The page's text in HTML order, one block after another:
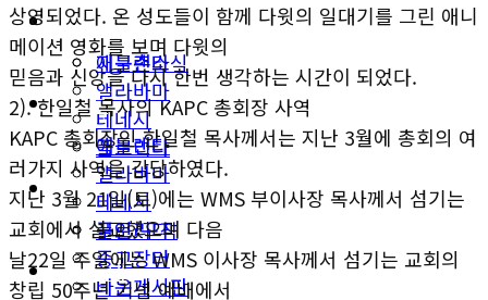
동남부
애틀랜타
앨라바마
테네시
플로리다
생활안내
구인/구직
중고장터
타운게시판
미국뉴스
지구촌소식
동남부
애틀랜타
앨라바마
테네시
플로리다
생활안내
상영되었다. 온 성도들이 함께 다윗의 일대기를 그린 애니
메이션 영화를 보며 다윗의
믿음과 신앙을 다시 한번 생각하는 시간이 되었다.
2). 한일철 목사의 KAPC 총회장 사역
KAPC 총회장인 한일철 목사께서는 지난 3월에 총회의 여
러가지 사역을 감당하였다.
지난 3월 21일(토)에는 WMS 부이사장 목사께서 섬기는
교회에서 설교했으며 다음
날22일 주일에는 WMS 이사장 목사께서 섬기는 교회의
창립 50주년 기념 예배에서